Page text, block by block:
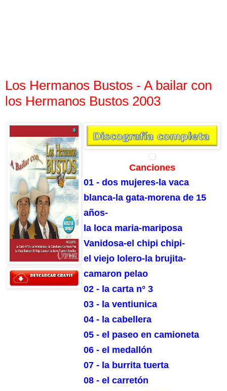
Los Hermanos Bustos - A bailar con
los Hermanos Bustos 2003
Canciones
01 - dos mujeres-la vaca
blanca-la gata-morena de 15
años-
la loca maria-mariposa
Vanidosa-el chipi chipi-
el viejo lolero-la brujita-
camaron pelao
02 - la carta n° 3
03 - la ventiunica
04 - la cabellera
05 - el paseo en camioneta
06 - el medallón
07 - la burrita tuerta
08 - el carretón